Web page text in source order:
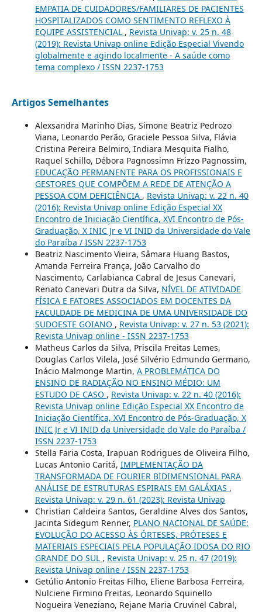
EMPATIA DE CUIDADORES/FAMILIARES DE PACIENTES
HOSPITALIZADOS COMO SENTIMENTO REFLEXO À
EQUIPE ASSISTENCIAL , Revista Univap: v. 25 n. 48
(2019): Revista Univap online Edição Especial Vivendo
globalmente e agindo localmente - A saúde como
tema complexo / ISSN 2237-1753
Artigos Semelhantes
Alexsandra Marinho Dias, Simone Beatriz Pedrozo
Viana, Leonardo Perão, Graciele Pessoa Silva, Flávia
Cristina Pereira Belmiro, Indiara Mesquita Fialho,
Raquel Schillo, Débora Pagnossimn Frizzo Pagnossim,
EDUCAÇÃO PERMANENTE PARA OS PROFISSIONAIS E
GESTORES QUE COMPÕEM A REDE DE ATENÇÃO A
PESSOA COM DEFICIÊNCIA , Revista Univap: v. 22 n. 40
(2016): Revista Univap online Edição Especial XX
Encontro de Iniciação Científica, XVI Encontro de Pós-
Graduação, X INIC Jr e VI INID da Universidade do Vale
do Paraíba / ISSN 2237-1753
Beatriz Nascimento Vieira, Sâmara Huang Bastos,
Amanda Ferreira França, João Carvalho do
Nascimento, Carlabianca Cabral de Jesus Canevari,
Renato Canevari Dutra da Silva, NÍVEL DE ATIVIDADE
FÍSICA E FATORES ASSOCIADOS EM DOCENTES DA
FACULDADE DE MEDICINA DE UMA UNIVERSIDADE DO
SUDOESTE GOIANO , Revista Univap: v. 27 n. 53 (2021):
Revista Univap online - ISSN 2237-1753
Matheus Carlos da Silva, Priscila Freitas Lemes,
Douglas Carlos Vilela, José Silvério Edmundo Germano,
Inácio Malmonge Martin, A PROBLEMÁTICA DO
ENSINO DE RADIAÇÃO NO ENSINO MÉDIO: UM
ESTUDO DE CASO , Revista Univap: v. 22 n. 40 (2016):
Revista Univap online Edição Especial XX Encontro de
Iniciação Científica, XVI Encontro de Pós-Graduação, X
INIC Jr e VI INID da Universidade do Vale do Paraíba /
ISSN 2237-1753
Stella Faria Costa, Irapuan Rodrigues de Oliveira Filho,
Lucas Antonio Caritá, IMPLEMENTAÇÃO DA
TRANSFORMADA DE FOURIER BIDIMENSIONAL PARA
ANÁLISE DE ESTRUTURAS ESPIRAIS EM GALÁXIAS ,
Revista Univap: v. 29 n. 61 (2023): Revista Univap
Christian Caldeira Santos, Geraldine Alves dos Santos,
Jacinta Sidegum Renner, PLANO NACIONAL DE SAÚDE:
EVOLUÇÃO DO ACESSO ÀS ÓRTESES, PRÓTESES E
MATERIAIS ESPECIAIS PELA POPULAÇÃO IDOSA DO RIO
GRANDE DO SUL , Revista Univap: v. 25 n. 47 (2019):
Revista Univap online / ISSN 2237-1753
Getúlio Antonio Freitas Filho, Eliene Barbosa Ferreira,
Nulciene Firmino Freitas, Leonardo Squinello
Nogueira Veneziano, Rejane Maria Cruvinel Cabral,